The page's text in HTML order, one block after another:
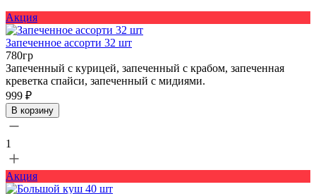
Акция
Запеченное ассорти 32 шт
780гр
Запеченный с курицей, запеченный с крабом, запеченная
креветка спайси, запеченный с мидиями.
999 ₽
В корзину
1
Акция